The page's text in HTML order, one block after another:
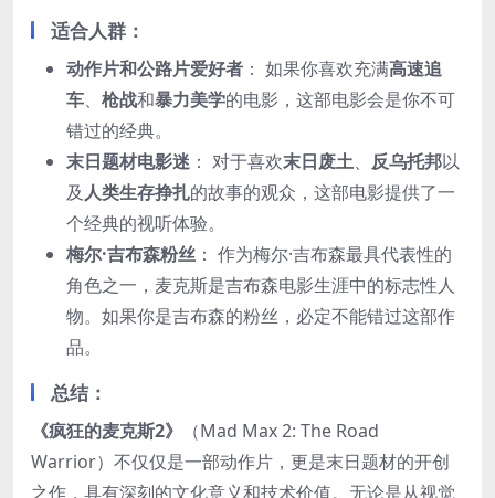
适合人群：
动作片和公路片爱好者 ： 如果你喜欢充满高速追
车、 枪战和暴力美学的电影，这部电影会是你不可
错过的经典。
末日题材电影迷 ： 对于喜欢末日废土、 反乌托邦以
及 人类生存挣扎的故事的观众，这部电影提供了一
个经典的视听体验。
梅尔·吉布森粉丝 ： 作为梅尔·吉布森最具代表性的
角色之一，麦克斯是吉布森电影生涯中的标志性人
物。如果你是吉布森的粉丝，必定不能错过这部作
品。
总结：
《疯狂的麦克斯2》
（Mad Max 2: The Road
Warrior）不仅仅是一部动作片，更是末日题材的开创
之作，具有深刻的文化意义和技术价值。无论是从视觉